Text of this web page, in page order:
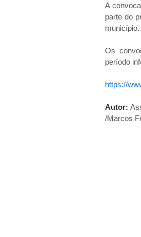
A
parte do
município.
Os
período
https://
Autor:
/Marcos